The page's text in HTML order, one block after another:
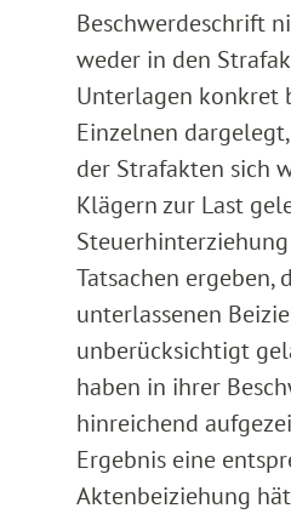
Beschwerdeschrift
weder in den
Unterlagen konkret
Einzelnen
der Strafakten sich
Klägern zur Last
Tatsachen ergeben,
unterlassenen
unberücksichtigt
haben in ihrer
hinreichend
Ergebnis eine
Aktenbeiziehung